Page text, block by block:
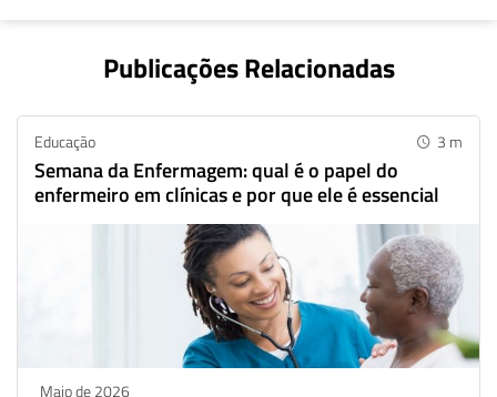
Publicações Relacionadas
Educação 3 m
Semana da Enfermagem: qual é o papel do
enfermeiro em clínicas e por que ele é essencial
Maio de 2026